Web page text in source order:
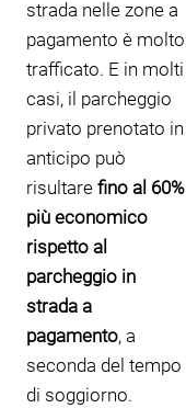
strada nelle zone a
pagamento è molto
trafficato. E in molti
casi, il parcheggio
privato prenotato in
anticipo può
risultare fino al 60%
più economico
rispetto al
parcheggio in
strada a
pagamento, a
seconda del tempo
di soggiorno.